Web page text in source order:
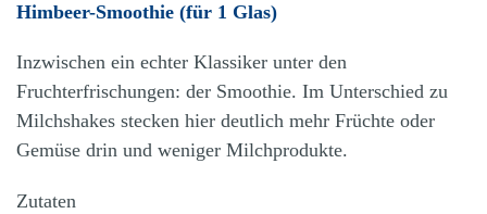
Himbeer-Smoothie (für 1 Glas)
Inzwischen ein echter Klassiker unter den
Fruchterfrischungen: der Smoothie. Im Unterschied zu
Milchshakes stecken hier deutlich mehr Früchte oder
Gemüse drin und weniger Milchprodukte.
Zutaten